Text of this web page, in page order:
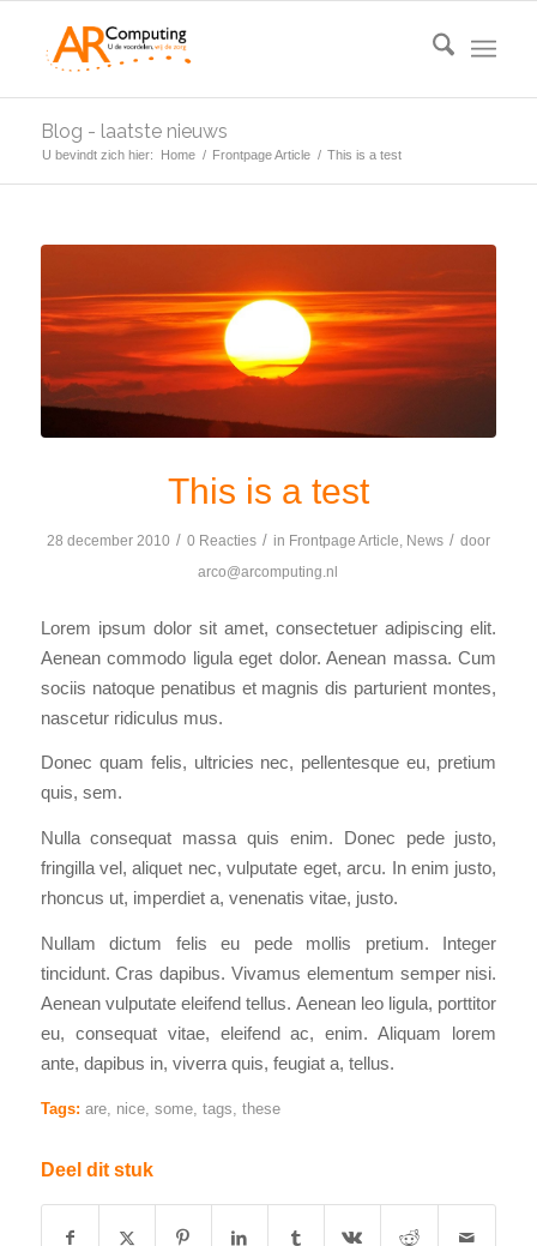
Blog - laatste nieuws
U bevindt zich hier: Home / Frontpage Article / This is a test
This is a test
28 december 2010 / 0 Reacties / in Frontpage Article, News / door
arco@arcomputing.nl
Lorem ipsum dolor sit amet, consectetuer adipiscing elit.
Aenean commodo ligula eget dolor. Aenean massa. Cum
sociis natoque penatibus et magnis dis parturient montes,
nascetur ridiculus mus.
Donec quam felis, ultricies nec, pellentesque eu, pretium
quis, sem.
Nulla consequat massa quis enim. Donec pede justo,
fringilla vel, aliquet nec, vulputate eget, arcu. In enim justo,
rhoncus ut, imperdiet a, venenatis vitae, justo.
Nullam dictum felis eu pede mollis pretium. Integer
tincidunt. Cras dapibus. Vivamus elementum semper nisi.
Aenean vulputate eleifend tellus. Aenean leo ligula, porttitor
eu, consequat vitae, eleifend ac, enim. Aliquam lorem
ante, dapibus in, viverra quis, feugiat a, tellus.
Tags: are, nice, some, tags these
Deel dit stuk